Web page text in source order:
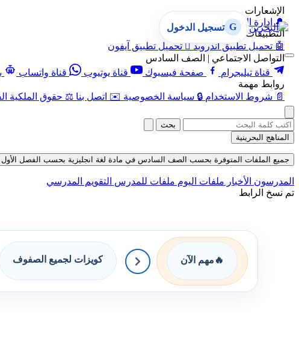
الإشعارات
🔔 إدارة الإشعارات
التطبيقات
🤖 تحميل تطبيق أندرويد  تحميل تطبيق آيفون
التواصل الاجتماعي | الصف السادس
قناة تيليجرام
صفحة فيسبوك قناة يوتيوب قناة واتساب
روابط مهمة
📄 شروط الاستخدام 🔒 سياسة الخصوصية ✉️ اتصل بنا ⚖️ حقوق الملكية
G تسجيل الدخول
بحث
المناهج البحرينية
جميع الملفات المتوفرة بحسب الصف السادس في مادة لغة انجليزية بحسب الفصل الأول في قسم
المدرسون الأخبار ملفات اليوم ملفات للمدرس التقويم المدرسي
تم نسخ الرابط
🔥 مهم الآن كويزات لجميع الصفوف